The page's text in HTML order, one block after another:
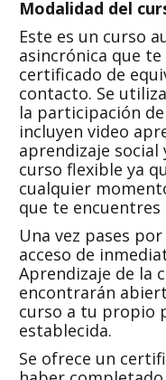
Modalidad del
Este es un curso
asincrónica que
certificado de
contacto. Se
la participación
incluyen video
aprendizaje
curso flexible ya
cualquier
que te
Una vez pases
acceso de
Aprendizaje de la
encontrarán
curso a tu propio
establecida.
Se ofrece un